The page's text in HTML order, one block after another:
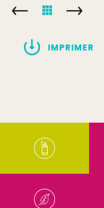
IMPRIMER